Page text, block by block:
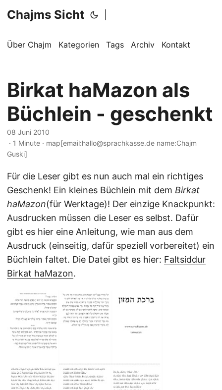
Chajms Sicht
Über Chajm Kategorien Tags Archiv Kontakt
Birkat haMazon als
Büchlein - geschenkt
08 Juni 2010
· 1 Minute · map[email:hallo@sprachkasse.de name:Chajm
Guski]
Für die Leser gibt es nun auch mal ein richtiges
Geschenk! Ein kleines Büchlein mit dem Birkat
haMazon(für Werktage)! Der einzige Knackpunkt:
Ausdrucken müssen die Leser es selbst. Dafür
gibt es hier eine Anleitung, wie man aus dem
Ausdruck (einseitig, dafür speziell vorbereitet) ein
Büchlein faltet. Die Datei gibt es hier: Faltsiddur
Birkat haMazon.